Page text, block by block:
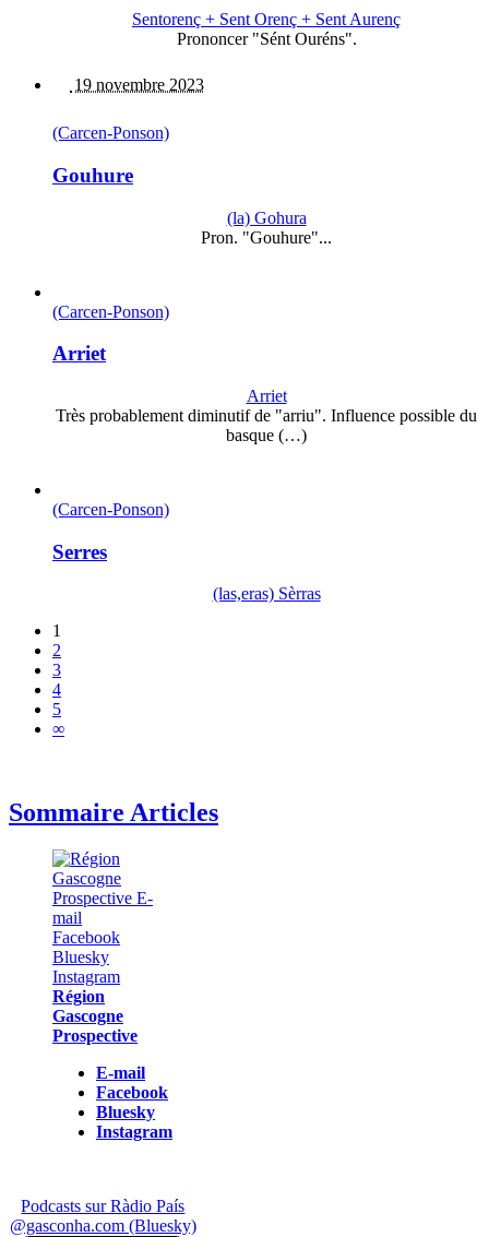
Sentorenç + Sent Orenç + Sent Aurenç
Prononcer "Sént Ouréns".
19 novembre 2023
(Carcen-Ponson)
Gouhure
(la) Gohura
Pron. "Gouhure"...
(Carcen-Ponson)
Arriet
Arriet
Très probablement diminutif de "arriu". Influence possible du
basque (…)
(Carcen-Ponson)
Serres
(las,eras) Sèrras
1
2
3
4
5
∞
Sommaire Articles
Région
Gascogne
Prospective
E-mail
Facebook
Bluesky
Instagram
Podcasts sur Ràdio País
@gasconha.com (Bluesky)